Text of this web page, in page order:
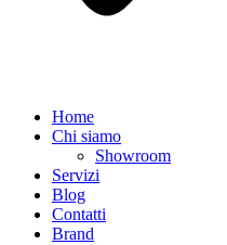
Home
Chi siamo
Showroom
Servizi
Blog
Contatti
Brand